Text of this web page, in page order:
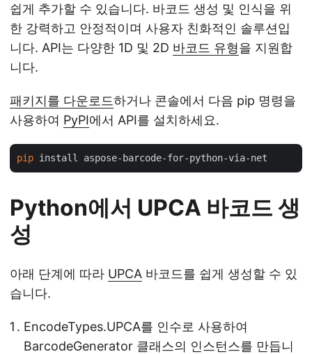
쉽게 추가할 수 있습니다. 바코드 생성 및 인식을 위
한 강력하고 안정적이며 사용자 친화적인 솔루션입
니다. API는 다양한 1D 및 2D 바코드 유형을 지원합
니다.
패키지를 다운로드하거나 콘솔에서 다음 pip 명령을
사용하여 PyPI에서 API를 설치하세요.
pip
Python에서 UPCA 바코드 생
성
아래 단계에 따라 UPCA 바코드를 쉽게 생성할 수 있
습니다.
EncodeTypes.UPCA를 인수로 사용하여
BarcodeGenerator 클래스의 인스턴스를 만듭니